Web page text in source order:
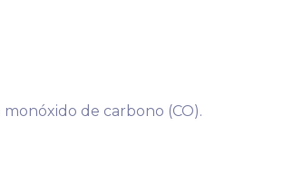
de carbono (CO).